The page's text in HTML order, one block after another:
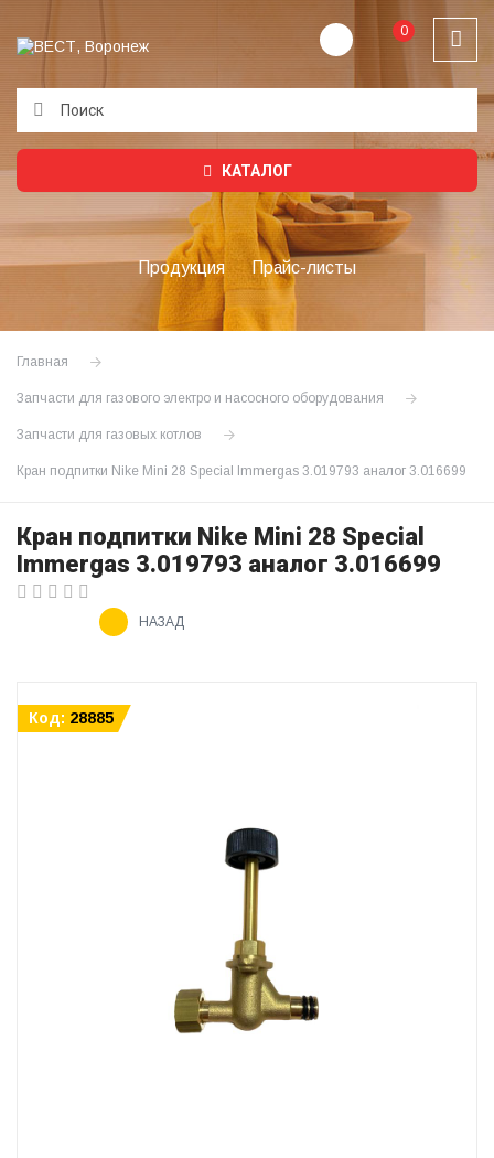
0
КАТАЛОГ
Продукция Прайс-листы
Главная
Запчасти для газового электро и насосного оборудования
Запчасти для газовых котлов
Кран подпитки Nike Mini 28 Special Immergas 3.019793 аналог 3.016699
Кран подпитки Nike Mini 28 Special
Immergas 3.019793 аналог 3.016699
НАЗАД
Код: 28885